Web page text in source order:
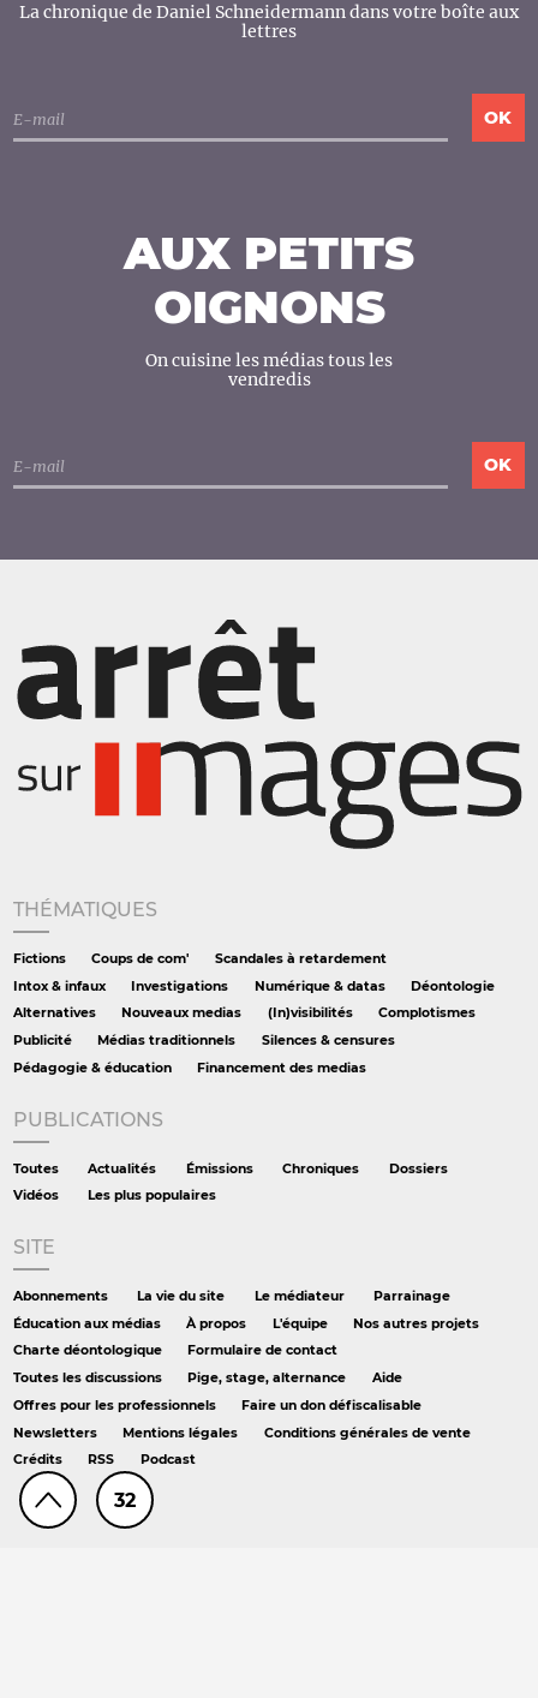
32
La chronique de Daniel Schneidermann dans votre boîte aux
lettres
AUX PETITS
OIGNONS
On cuisine les médias tous les
vendredis
THÉMATIQUES
Fictions Coups de com'
Scandales à retardement
Intox & infaux
Investigations Numérique & datas
Déontologie
Alternatives
Nouveaux medias (In)visibilités
Complotismes
Publicité
Médias traditionnels
Silences & censures
Pédagogie & éducation
Financement des medias
PUBLICATIONS
Toutes Actualités Émissions Chroniques
Dossiers
Vidéos
Les plus populaires
SITE
Abonnements La vie du site Le médiateur
Parrainage
Éducation aux médias
À propos L'équipe
Nos autres projets
Charte déontologique
Formulaire de contact
Toutes les discussions
Pige, stage, alternance
Aide
Offres pour les professionnels
Faire un don défiscalisable
Newsletters
Mentions légales
Conditions générales de vente
Crédits
RSS Podcast